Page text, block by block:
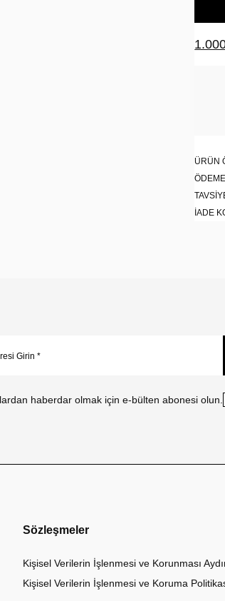
ÜRÜN
İADE
haberdar olmak için e-bülten abonesi olun.
Sözleşmeler
Kişisel Verilerin İşlenmesi ve Korunması
Kişisel Verilerin İşlenmesi ve Koruma